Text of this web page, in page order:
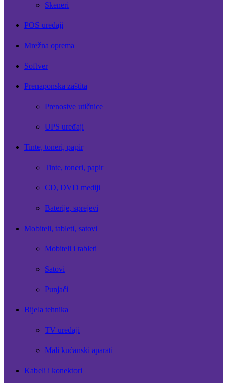
Skeneri
POS uređaji
Mrežna oprema
Softver
Prenaponska zaštita
Prenosive utičnice
UPS uređaji
Tinte, toneri, papir
Tinte, toneri, papir
CD, DVD mediji
Baterije, sprejevi
Mobiteli, tableti, satovi
Mobiteli i tableti
Satovi
Punjači
Bijela tehnika
TV uređaji
Mali kućanski aparati
Kabeli i konektori